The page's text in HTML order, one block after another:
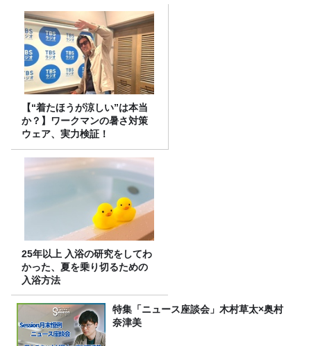
【“着たほうが涼しい”は本当
か？】ワークマンの暑さ対策
ウェア、実力検証！
25年以上 入浴の研究をしてわ
かった、夏を乗り切るための
入浴方法
特集「ニュース座談会」木村草太×奥村
奈津美